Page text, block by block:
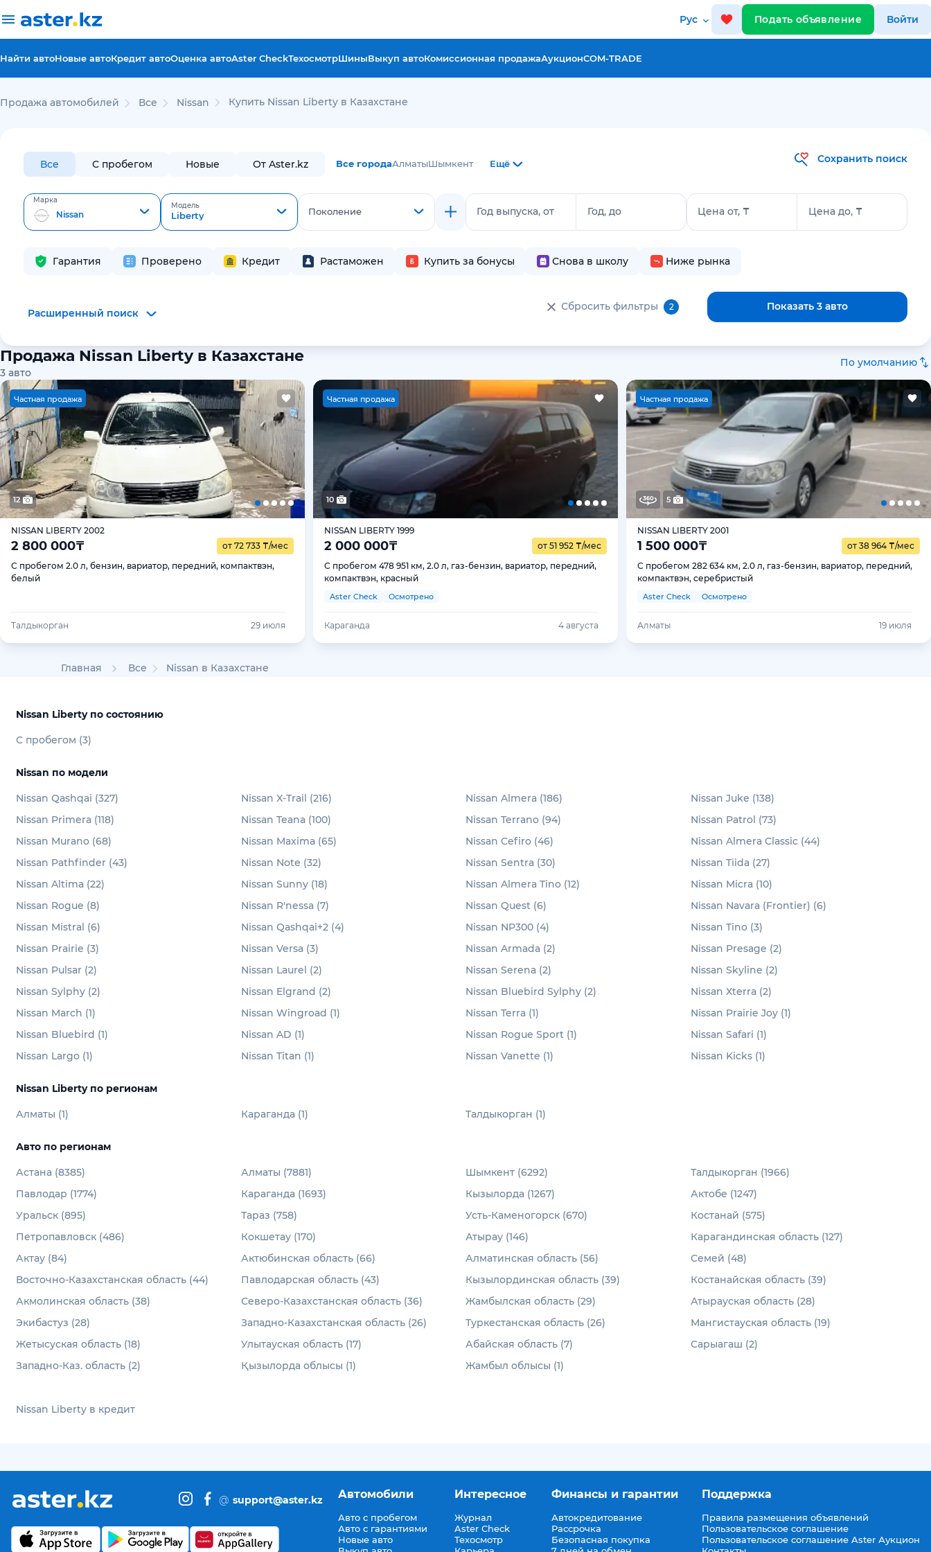
Рус Подать объявление Войти
Найти автоНовые автоКредит автоОценка автоAster CheckТехосмотрШиныВыкуп автоКомиссионная продажаАукционCOM-TRADE
Продажа автомобилей Все Nissan Купить Nissan Liberty в Казахстане
Все С пробегом Новые От Aster.kz Все городаАлматыШымкент Ещё Сохранить поиск
Марка
Nissan
Модель
Liberty Поколение Год выпуска, от Год, до Цена от, ₸ Цена до, ₸
Гарантия Проверено Кредит Растаможен Купить за бонусы Снова в школу Ниже рынка
Расширенный поиск
Сбросить фильтры 2 Показать 3 авто
Продажа Nissan Liberty в Казахстане
3 авто
По умолчанию
Частная продажа
12
NISSAN LIBERTY 2002
2 800 000₸ от 72 733 ₸/мес
С пробегом 2.0 л, бензин, вариатор, передний, компактвэн,
белый
Талдыкорган 29 июля
Частная продажа
10
NISSAN LIBERTY 1999
2 000 000₸ от 51 952 ₸/мес
С пробегом 478 951 км, 2.0 л, газ-бензин, вариатор, передний,
компактвэн, красный
Aster Check Осмотрено
Караганда 4 августа
Частная продажа
5
NISSAN LIBERTY 2001
1 500 000₸ от 38 964 ₸/мес
С пробегом 282 634 км, 2.0 л, газ-бензин, вариатор, передний,
компактвэн, серебристый
Aster Check Осмотрено
Алматы 19 июля
Главная Все Nissan в Казахстане
Nissan Liberty по состоянию
С пробегом (3)
Nissan по модели
Nissan Qashqai (327) Nissan X-Trail (216) Nissan Almera (186)
Nissan Juke (138)
Nissan Primera (118)
Nissan Teana (100) Nissan Terrano (94)
Nissan Patrol (73)
Nissan Murano (68)
Nissan Maxima (65) Nissan Cefiro (46)
Nissan Almera Classic (44)
Nissan Pathfinder (43)
Nissan Note (32) Nissan Sentra (30)
Nissan Tiida (27)
Nissan Altima (22)
Nissan Sunny (18) Nissan Almera Tino (12)
Nissan Micra (10)
Nissan Rogue (8)
Nissan R'nessa (7) Nissan Quest (6)
Nissan Navara (Frontier) (6)
Nissan Mistral (6)
Nissan Qashqai+2 (4) Nissan NP300 (4)
Nissan Tino (3)
Nissan Prairie (3)
Nissan Versa (3) Nissan Armada (2)
Nissan Presage (2)
Nissan Pulsar (2)
Nissan Laurel (2) Nissan Serena (2)
Nissan Skyline (2)
Nissan Sylphy (2)
Nissan Elgrand (2) Nissan Bluebird Sylphy (2)
Nissan Xterra (2)
Nissan March (1)
Nissan Wingroad (1) Nissan Terra (1)
Nissan Prairie Joy (1)
Nissan Bluebird (1)
Nissan AD (1) Nissan Rogue Sport (1)
Nissan Safari (1)
Nissan Largo (1)
Nissan Titan (1) Nissan Vanette (1) Nissan Kicks (1)
Nissan Liberty по регионам
Алматы (1) Караганда (1) Талдыкорган (1)
Авто по регионам
Астана (8385) Алматы (7881) Шымкент (6292)
Талдыкорган (1966)
Павлодар (1774)
Караганда (1693) Кызылорда (1267)
Актобе (1247)
Уральск (895)
Тараз (758) Усть-Каменогорск (670)
Костанай (575)
Петропавловск (486)
Кокшетау (170) Атырау (146)
Карагандинская область (127)
Актау (84)
Актюбинская область (66) Алматинская область (56)
Семей (48)
Восточно-Казахстанская область (44)
Павлодарская область (43) Кызылординская область (39)
Костанайская область (39)
Акмолинская область (38)
Северо-Казахстанская область (36) Жамбылская область (29)
Атырауская область (28)
Экибастуз (28)
Западно-Казахстанская область (26) Туркестанская область (26)
Мангистауская область (19)
Жетысуская область (18)
Улытауская область (17) Абайская область (7)
Сарыагаш (2)
Западно-Каз. область (2)
Қызылорда облысы (1) Жамбыл облысы (1)
Nissan Liberty в кредит
@ support@aster.kz Автомобили
Авто с пробегом
Авто с гарантиями
Новые авто
Интересное
Журнал
Aster Check
Техосмотр
Финансы и гарантии
Автокредитование
Рассрочка
Безопасная покупка
Поддержка
Правила размещения объявлений
Пользовательское соглашение
Пользовательское соглашение Aster Аукцион